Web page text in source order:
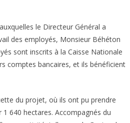
le Directeur Général a
des employés, Monsieur Béhéton
sont inscrits à la Caisse Nationale
comptes bancaires, et ils bénéficient
du projet, où ils ont pu prendre
640 hectares. Accompagnés du